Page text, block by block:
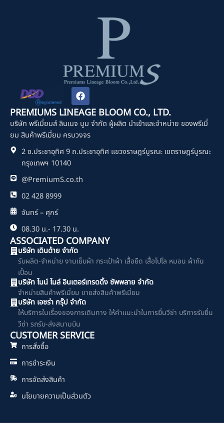
F
a
c
e
b
o
k
PREMIUMS LINEAGE BLOOM CO., LTD.
บริษัท พรีเมี่ยมส์ ลินเนจ บูม จำกัด ผู้ผลิต นำเข้าและจำหน่าย ของพรีเมี่
ยม สินค้าพรีเมี่ยม ครบวงจร
2 ซ.ประชาอุทิศ 9 ถ.ประชาอุทิศ แขวงราษฎร์บูรณะ เขตราษฎร์บูรณะ
กรุงเทพฯ 10140
@PremiumS.co.th
02 428 8999
จันทร์ – ศุกร์
08.30 น.- 17.30 น.
ASSOCIATED COMPANY
บริษัท เดินด้าย จำกัด
รับผลิต-จำหน่าย งานเย็บผ้า กระเป๋าผ้า เสื้อยืด เสื้อโปโล หมอน ผ้ากัน
เปื้อน
บริษัท ไนน์ ไนล์ อินเตอร์เทรดดิ้ง ซัพพลาย จำกัด
จำหน่ายสินค้าพรีเมี่ยม ขายส่งสินค้าพรีเมี่ยม
บริษัท เอซร่า กรุ๊ป จำกัด
ให้บริการในเรื่องของการเดินทาง ให้คำแนะนำในการยื่นวีซ่า บริการรับยื่น
วีซ่า รถรับ-ส่งสนามบิน
CUSTOMER SERVICE
การสั่งซื้อ
การชำระเงิน
การจัดส่งสินค้า
นโยบายความเป็นส่วนตัว